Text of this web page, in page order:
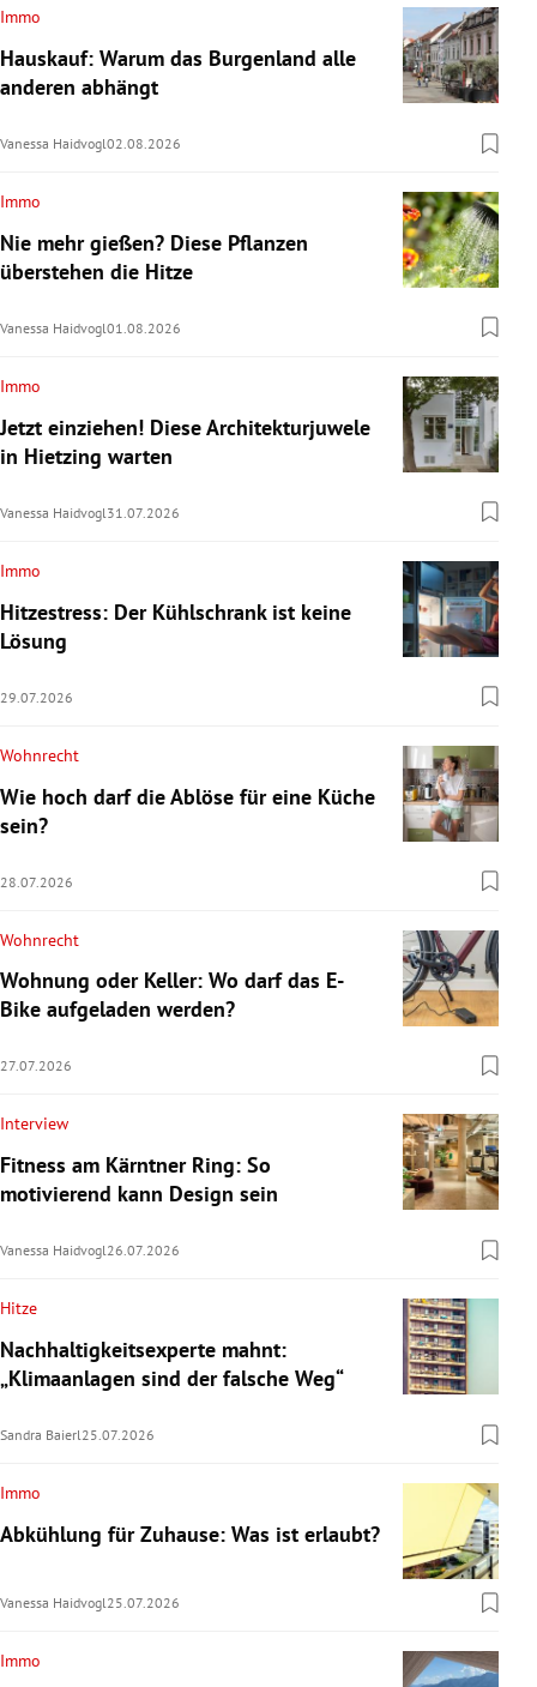
Immo
Hauskauf: Warum das Burgenland alle
anderen abhängt
Vanessa Haidvogl02.08.2026
Immo
Nie mehr gießen? Diese Pflanzen
überstehen die Hitze
Vanessa Haidvogl01.08.2026
Immo
Jetzt einziehen! Diese Architekturjuwele
in Hietzing warten
Vanessa Haidvogl 31.07.2026
Immo
Hitzestress: Der Kühlschrank ist keine
Lösung
29.07.2026
Wohnrecht
Wie hoch darf die Ablöse für eine Küche
sein?
28.07.2026
Wohnrecht
Wohnung oder Keller: Wo darf das E-
Bike aufgeladen werden?
27.07.2026
Interview
Fitness am Kärntner Ring: So
motivierend kann Design sein
Vanessa Haidvogl26.07.2026
Hitze
Nachhaltigkeitsexperte mahnt:
„Klimaanlagen sind der falsche Weg“
Sandra Baierl25.07.2026
Immo
Abkühlung für Zuhause: Was ist erlaubt?
Vanessa Haidvogl25.07.2026
Immo